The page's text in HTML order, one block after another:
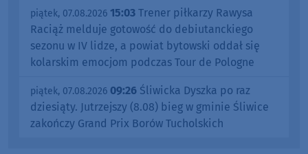
piątek, 07.08.2026 15:03 Trener piłkarzy Rawysa
Raciąż melduje gotowość do debiutanckiego
sezonu w IV lidze, a powiat bytowski oddał się
kolarskim emocjom podczas Tour de Pologne
piątek, 07.08.2026 09:26 Śliwicka Dyszka po raz
dziesiąty. Jutrzejszy (8.08) bieg w gminie Śliwice
zakończy Grand Prix Borów Tucholskich